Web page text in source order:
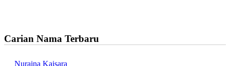
Carian Nama Terbaru
Nuraina Kaisara